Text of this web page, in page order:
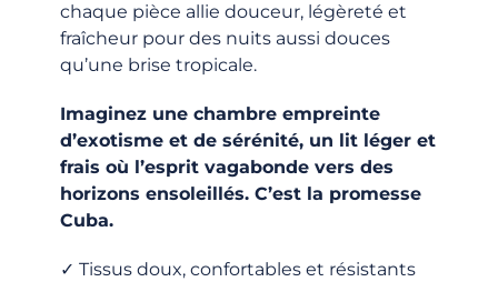
chaque pièce allie douceur, légèreté et
fraîcheur pour des nuits aussi douces
qu’une brise tropicale.
Imaginez une chambre empreinte
d’exotisme et de sérénité, un lit léger et
frais où l’esprit vagabonde vers des
horizons ensoleillés. C’est la promesse
Cuba.
✓ Tissus doux, confortables et résistants